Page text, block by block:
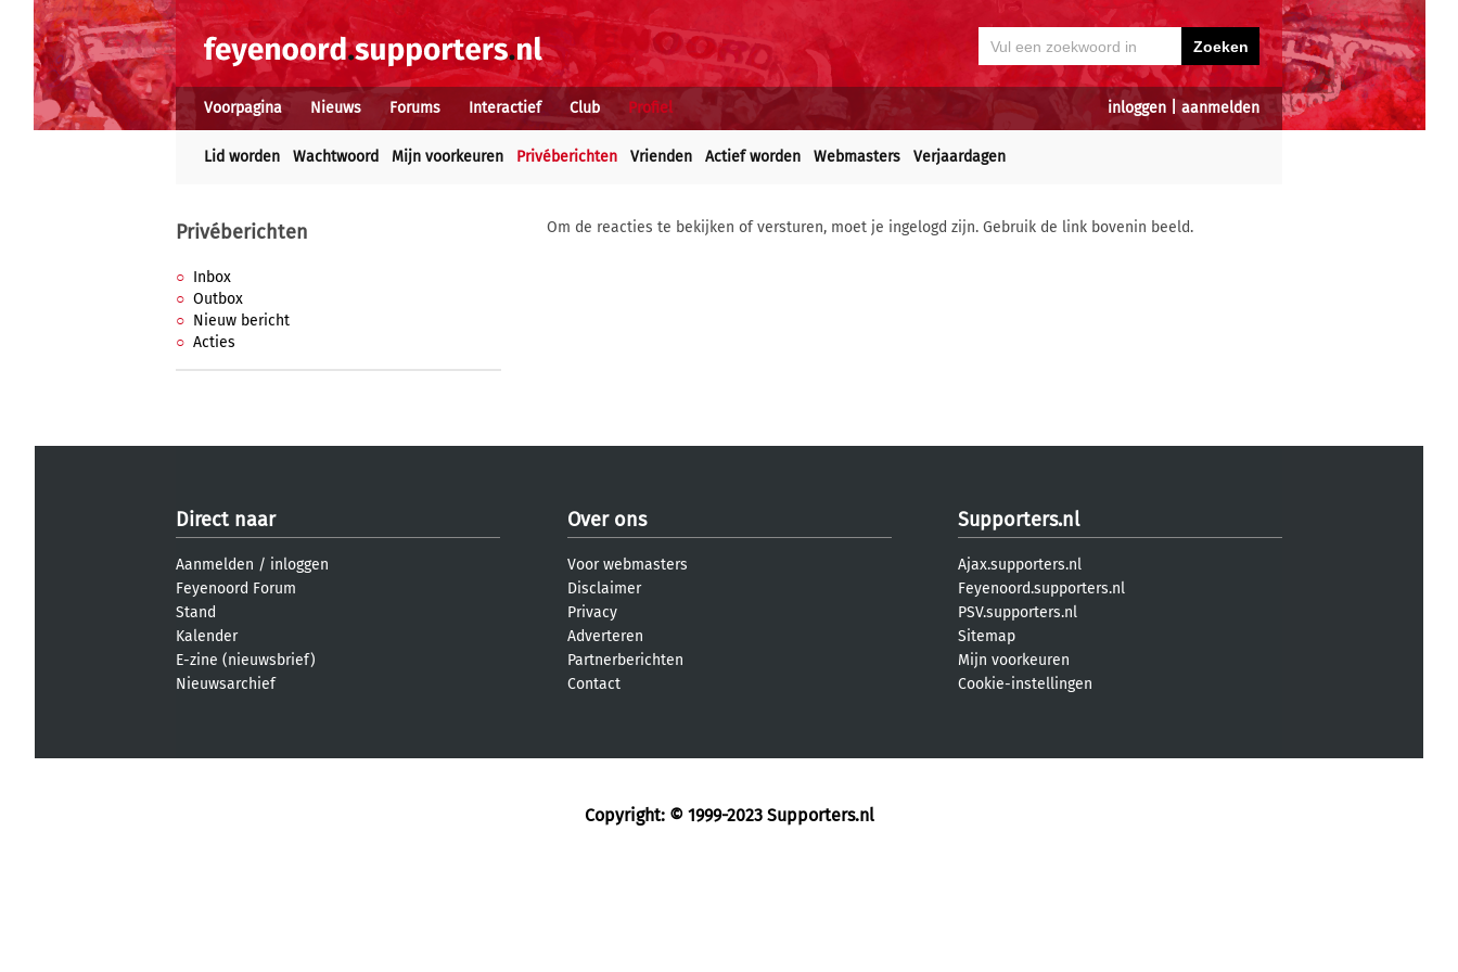
inloggen aanmelden
Voorpagina Nieuws Forums Interactief Club Profiel
Lid worden Wachtwoord Mijn voorkeuren Privéberichten Vrienden Actief worden Webmasters Verjaardagen
Privéberichten
Inbox
Outbox
Nieuw bericht
Acties
Om de reacties te bekijken of versturen, moet je ingelogd zijn. Gebruik de link bovenin beeld.
Direct naar
Aanmelden / inloggen
Feyenoord Forum
Stand
Kalender
E-zine (nieuwsbrief)
Nieuwsarchief
Over ons
Voor webmasters
Disclaimer
Privacy
Adverteren
Partnerberichten
Contact
Supporters.nl
Ajax.supporters.nl
Feyenoord.supporters.nl
PSV.supporters.nl
Sitemap
Mijn voorkeuren
Cookie-instellingen
Copyright: © 1999-2023 Supporters.nl